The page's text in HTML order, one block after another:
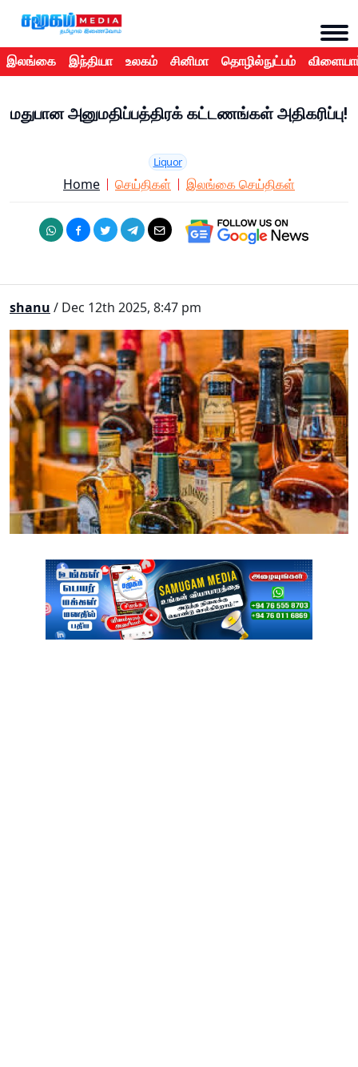
இலங்கை இந்தியா உலகம் சினிமா தொழில்நுட்பம்
மதுபான அனுமதிப்பத்திரக் கட்டணங்கள் அதிகரிப்பு!
Liquor
Home செய்திகள் இலங்கை செய்திகள்
shanu / Dec 12th 2025, 8:47 pm